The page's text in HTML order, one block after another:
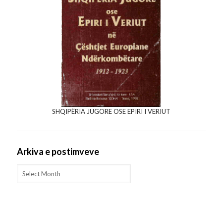
SHQIPËRIA JUGORE OSE EPIRI I VERIUT
Arkiva e postimveve